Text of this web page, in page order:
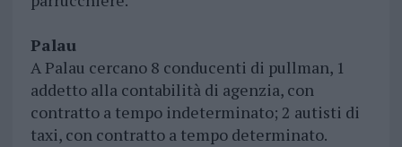
Palau
A Palau cercano 8 conducenti di pullman, 1
addetto alla contabilità di agenzia, con
contratto a tempo indeterminato; 2 autisti di
taxi, con contratto a tempo determinato.